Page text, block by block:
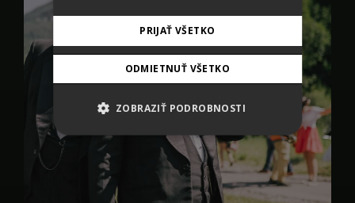
PRIJAŤ VŠETKO
ODMIETNUŤ VŠETKO
ZOBRAZIŤ PODROBNOSTI